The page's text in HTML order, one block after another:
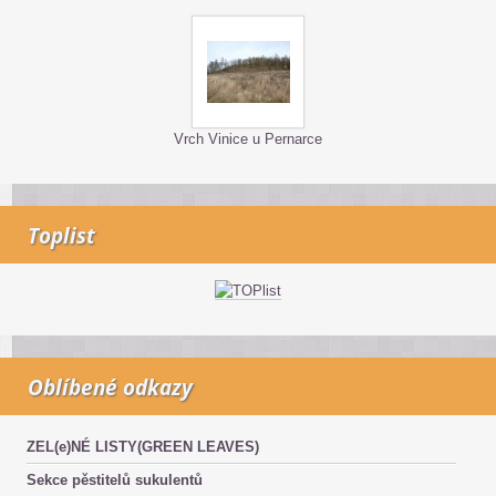
Vrch Vinice u Pernarce
Toplist
Oblíbené odkazy
ZEL(e)NÉ LISTY(GREEN LEAVES)
Sekce pěstitelů sukulentů